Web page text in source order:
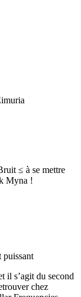
≤ à se mettre
Myna !
puissant
il s’agit du second
chez